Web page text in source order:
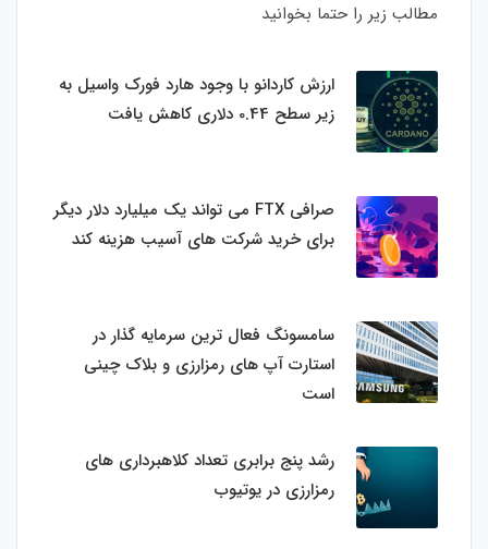
مطالب زیر را حتما بخوانید
ارزش کاردانو با وجود هارد فورک واسیل به
زیر سطح 0.44 دلاری کاهش یافت
صرافی FTX می تواند یک میلیارد دلار دیگر
برای خرید شرکت های آسیب هزینه کند
سامسونگ فعال‌ ترین سرمایه‌ گذار در
استارت‌ آپ‌ های رمزارزی و بلاک چینی
است
رشد پنج برابری تعداد کلاهبرداری های
رمزارزی در یوتیوب